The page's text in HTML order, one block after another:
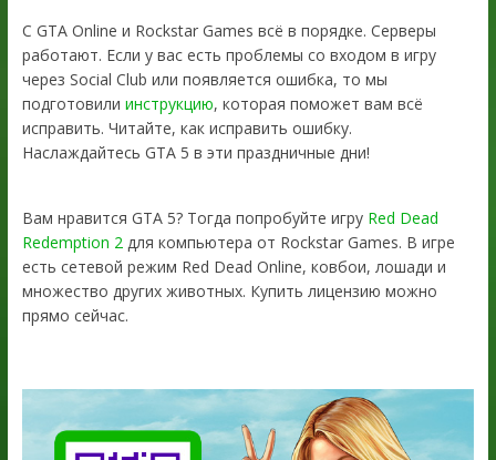
С GTA Online и Rockstar Games всё в порядке. Серверы
работают. Если у вас есть проблемы со входом в игру
через Social Club или появляется ошибка, то мы
подготовили инструкцию, которая поможет вам всё
исправить. Читайте, как исправить ошибку.
Наслаждайтесь GTA 5 в эти праздничные дни!
Вам нравится GTA 5? Тогда попробуйте игру Red Dead
Redemption 2для компьютера от Rockstar Games. В игре
есть сетевой режим Red Dead Online, ковбои, лошади и
множество других животных. Купить лицензию можно
прямо сейчас.